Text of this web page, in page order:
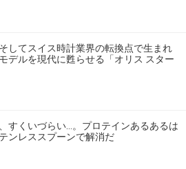
してスイス時計業界の転換点で生まれ
デルを現代に甦らせる「オリス スター
すくいづらい…。プロテインあるあるは
ンレススプーンで解消だ